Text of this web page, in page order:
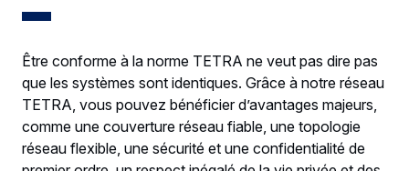
Être conforme à la norme TETRA ne veut pas dire pas
que les systèmes sont identiques. Grâce à notre réseau
TETRA, vous pouvez bénéficier d’avantages majeurs,
comme une couverture réseau fiable, une topologie
réseau flexible, une sécurité et une confidentialité de